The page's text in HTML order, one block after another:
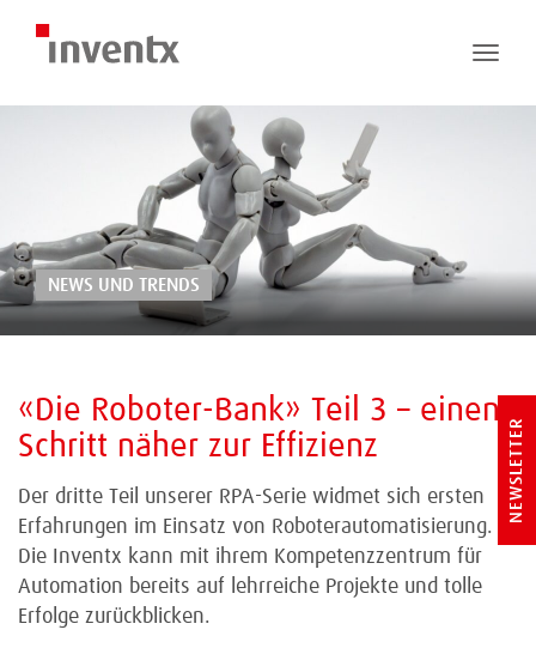
Toggle
NEWS UND TRENDS
«Die Roboter-Bank» Teil 3 – einen
Schritt näher zur Effizienz
Der dritte Teil unserer RPA-Serie widmet sich ersten
Erfahrungen im Einsatz von Roboterautomatisierung.
Die Inventx kann mit ihrem Kompetenzzentrum für
Automation bereits auf lehrreiche Projekte und tolle
Erfolge zurückblicken.
NEWSLETTER